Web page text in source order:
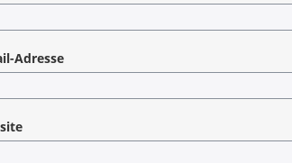
Adresse